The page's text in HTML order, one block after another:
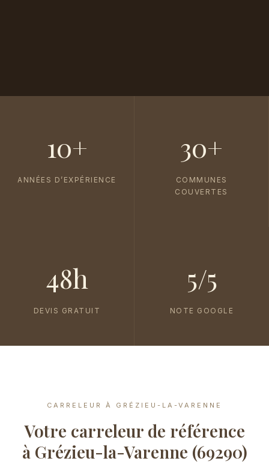
10+
ANNÉES D’EXPÉRIENCE
30+
COMMUNES
COUVERTES
48h
DEVIS GRATUIT
5/5
NOTE GOOGLE
CARRELEUR À GRÉZIEU-LA-VARENNE
Votre carreleur de référence
à Grézieu-la-Varenne (69290)